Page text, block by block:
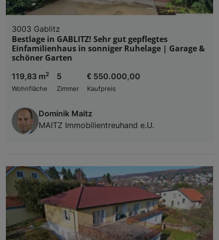
3003 Gablitz
Bestlage in GABLITZ! Sehr gut gepflegtes
Einfamilienhaus in sonniger Ruhelage | Garage &
schöner Garten
119,83 m2
Wohnfläche
5
Zimmer
€ 550.000,00
Kaufpreis
Dominik Maitz
MAITZ Immobilientreuhand e.U.